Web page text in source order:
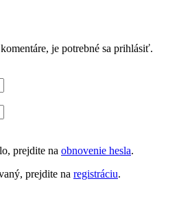
je potrebné sa prihlásiť.
prejdite na obnovenie hesla.
prejdite na registráciu.